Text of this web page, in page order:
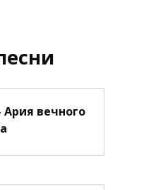
вечного